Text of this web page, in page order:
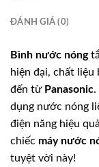
ĐÁNH GIÁ (0)
Bình nước nóng
hiện đại, chất liệu
đến từ Panasonic.
dụng nước nóng
điện năng hiệu
chiếc máy nước
tuyệt vời này!